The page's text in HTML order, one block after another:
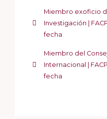
Miembro exoficio
Investigación |
fecha
Miembro del
Internacional |
fecha